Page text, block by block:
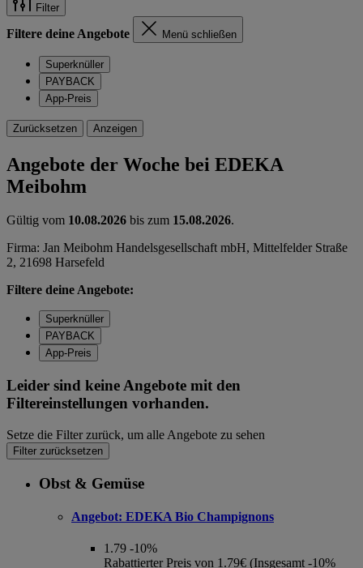
Filter
Filtere deine Angebote Menü schließen
Superknüller
PAYBACK
App-Preis
Zurücksetzen Anzeigen
Angebote der Woche bei EDEKA
Meibohm
Gültig vom 10.08.2026 bis zum 15.08.2026.
Firma: Jan Meibohm Handelsgesellschaft mbH, Mittelfelder Straße
2, 21698 Harsefeld
Filtere deine Angebote:
Superknüller
PAYBACK
App-Preis
Leider sind keine Angebote mit den
Filtereinstellungen vorhanden.
Setze die Filter zurück, um alle Angebote zu sehen
Filter zurücksetzen
Obst & Gemüse
Angebot: EDEKA Bio Champignons
1.79 -10%
Rabattierter Preis von 1.79€ (Insgesamt -10%